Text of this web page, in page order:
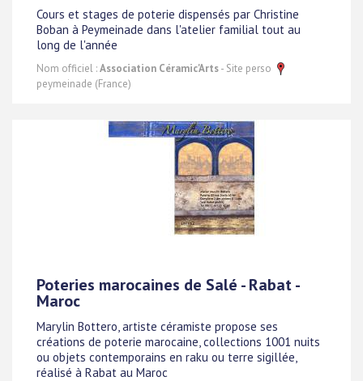
Cours et stages de poterie dispensés par Christine
Boban à Peymeinade dans l'atelier familial tout au
long de l'année
Nom officiel :Association Céramic'Arts- Site perso
peymeinade (France)
Poteries marocaines de Salé - Rabat -
Maroc
Marylin Bottero, artiste céramiste propose ses
créations de poterie marocaine, collections 1001 nuits
ou objets contemporains en raku ou terre sigillée,
réalisé à Rabat au Maroc